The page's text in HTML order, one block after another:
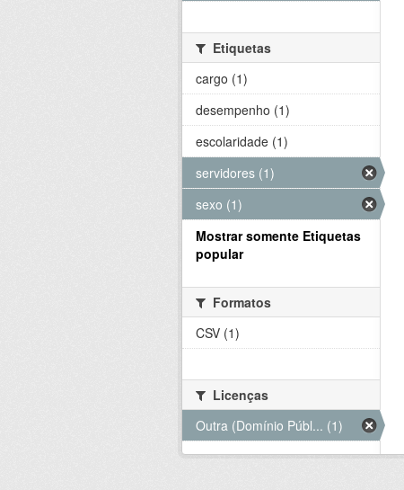
Etiquetas
cargo (1)
desempenho (1)
escolaridade (1)
servidores (1)
sexo (1)
Mostrar somente Etiquetas
popular
Formatos
CSV (1)
Licenças
Outra (Domínio Públ... (1)